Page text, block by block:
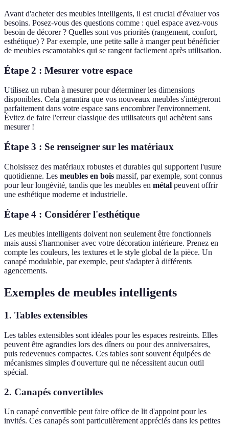
Avant d'acheter des meubles intelligents, il est crucial d'évaluer vos
besoins. Posez-vous des questions comme : quel espace avez-vous
besoin de décorer ? Quelles sont vos priorités (rangement, confort,
esthétique) ? Par exemple, une petite salle à manger peut bénéficier
de meubles escamotables qui se rangent facilement après utilisation.
Étape 2 : Mesurer votre espace
Utilisez un ruban à mesurer pour déterminer les dimensions
disponibles. Cela garantira que vos nouveaux meubles s'intégreront
parfaitement dans votre espace sans encombrer l'environnement.
Évitez de faire l'erreur classique des utilisateurs qui achètent sans
mesurer !
Étape 3 : Se renseigner sur les matériaux
Choisissez des matériaux robustes et durables qui supportent l'usure
quotidienne. Les meubles en bois massif, par exemple, sont connus
pour leur longévité, tandis que les meubles en métal peuvent offrir
une esthétique moderne et industrielle.
Étape 4 : Considérer l'esthétique
Les meubles intelligents doivent non seulement être fonctionnels
mais aussi s'harmoniser avec votre décoration intérieure. Prenez en
compte les couleurs, les textures et le style global de la pièce. Un
canapé modulable, par exemple, peut s'adapter à différents
agencements.
Exemples de meubles intelligents
1. Tables extensibles
Les tables extensibles sont idéales pour les espaces restreints. Elles
peuvent être agrandies lors des dîners ou pour des anniversaires,
puis redevenues compactes. Ces tables sont souvent équipées de
mécanismes simples d'ouverture qui ne nécessitent aucun outil
spécial.
2. Canapés convertibles
Un canapé convertible peut faire office de lit d'appoint pour les
invités. Ces canapés sont particulièrement appréciés dans les petites